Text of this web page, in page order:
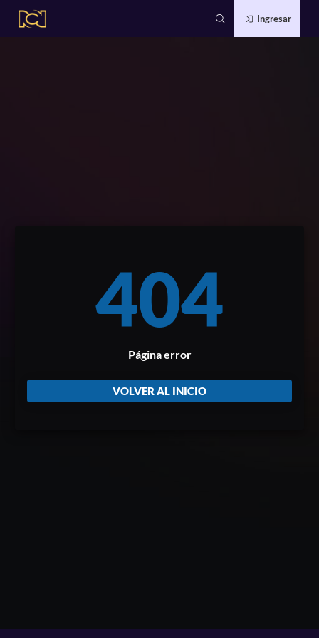
Ingresar
404
Página error
VOLVER AL INICIO